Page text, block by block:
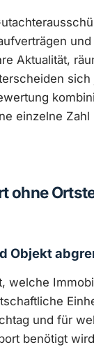
Aktualität,
sich
einzelne
ohne
Objekt
welche
und für
benötigt